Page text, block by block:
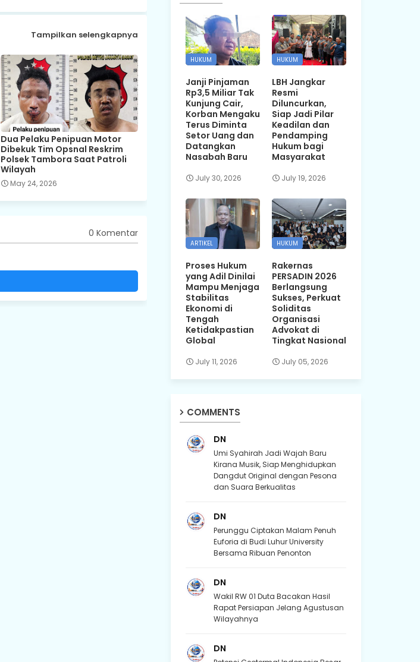
Tampilkan selengkapnya
Dua Pelaku Penipuan Motor
Dibekuk Tim Opsnal Reskrim
Polsek Tambora Saat Patroli
Wilayah
May 24, 2026
0 Komentar
HUKUM
Janji Pinjaman
Rp3,5 Miliar Tak
Kunjung Cair,
Korban Mengaku
Terus Diminta
Setor Uang dan
Datangkan
Nasabah Baru
July 30, 2026
HUKUM
LBH Jangkar
Resmi
Diluncurkan,
Siap Jadi Pilar
Keadilan dan
Pendamping
Hukum bagi
Masyarakat
July 19, 2026
ARTIKEL
Proses Hukum
yang Adil Dinilai
Mampu Menjaga
Stabilitas
Ekonomi di
Tengah
Ketidakpastian
Global
July 11, 2026
HUKUM
Rakernas
PERSADIN 2026
Berlangsung
Sukses, Perkuat
Soliditas
Organisasi
Advokat di
Tingkat Nasional
July 05, 2026
COMMENTS
DN
Umi Syahirah Jadi Wajah Baru
Kirana Musik, Siap Menghidupkan
Dangdut Original dengan Pesona
dan Suara Berkualitas
DN
Perunggu Ciptakan Malam Penuh
Euforia di Budi Luhur University
Bersama Ribuan Penonton
DN
Wakil RW 01 Duta Bacakan Hasil
Rapat Persiapan Jelang Agustusan
Wilayahnya
DN